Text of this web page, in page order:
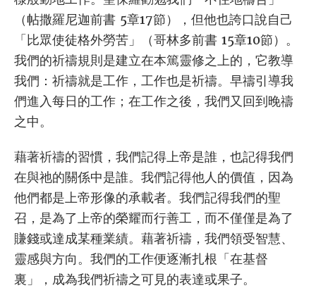
（帖撒羅尼迦前書 5章17節），但他也誇口說自己
「比眾使徒格外勞苦」（哥林多前書 15章10節）。
我們的祈禱規則是建立在本篤靈修之上的，它教導
我們：祈禱就是工作，工作也是祈禱。早禱引導我
們進入每日的工作；在工作之後，我們又回到晚禱
之中。
藉著祈禱的習慣，我們記得上帝是誰，也記得我們
在與祂的關係中是誰。我們記得他人的價值，因為
他們都是上帝形像的承載者。我們記得我們的聖
召，是為了上帝的榮耀而行善工，而不僅僅是為了
賺錢或達成某種業績。藉著祈禱，我們領受智慧、
靈感與方向。我們的工作便逐漸扎根「在基督
裏」，成為我們祈禱之可見的表達或果子。